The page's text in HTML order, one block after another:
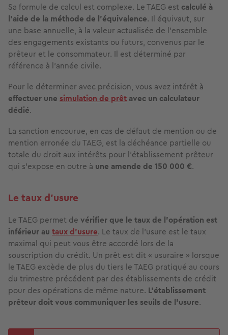
Sa formule de calcul est complexe. Le TAEG est calculé à
l’aide de la méthode de l’équivalence. Il équivaut, sur
une base annuelle, à la valeur actualisée de l'ensemble
des engagements existants ou futurs, convenus par le
prêteur et le consommateur. Il est déterminé par
référence à l’année civile.
Pour le déterminer avec précision, vous avez intérêt à
effectuer une simulation de prêt avec un calculateur
dédié.
La sanction encourue, en cas de défaut de mention ou de
mention erronée du TAEG, est la déchéance partielle ou
totale du droit aux intérêts pour l’établissement prêteur
qui s’expose en outre à une amende de 150 000 €.
Le taux d’usure
Le TAEG permet de vérifier que le taux de l’opération est
inférieur au taux d'usure. Le taux de l’usure est le taux
maximal qui peut vous être accordé lors de la
souscription du crédit. Un prêt est dit « usuraire » lorsque
le TAEG excède de plus du tiers le TAEG pratiqué au cours
du trimestre précédent par des établissements de crédit
pour des opérations de même nature. L’établissement
prêteur doit vous communiquer les seuils de l’usure.